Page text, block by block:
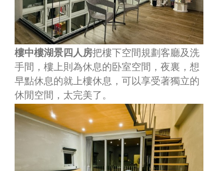
樓中樓湖景四人房把樓下空間規劃客廳及洗
手間，樓上則為休息的卧室空間，夜裏，想
早點休息的就上樓休息，可以享受著獨立的
休閒空間，太完美了。